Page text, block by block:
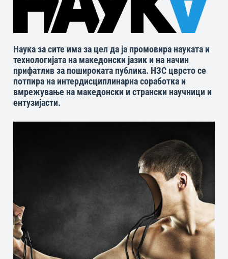
Наука за сите има за цел да ја промовира науката и
технологијата на македонски јазик и на начин
прифатлив за пошироката публика. НЗС цврсто се
потпира на интердисциплинарна соработка и
вмрежување на македонски и странски научници и
ентузијасти.